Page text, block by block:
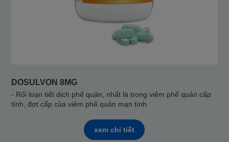
DOSULVON 8MG
- Rối loạn tiết dịch phế quản, nhất là trong viêm phế quản cấp
tính, đợt cấp của viêm phế quản mạn tính
xem chi tiết
-